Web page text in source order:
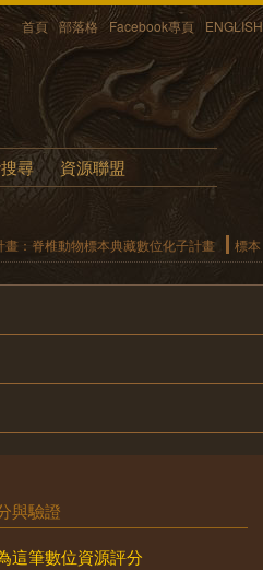
首頁 部落格 Facebook專頁 ENGLISH
尋 資源聯盟
：脊椎動物標本典藏數位化子計畫 標本
與驗證
這筆數位資源評分